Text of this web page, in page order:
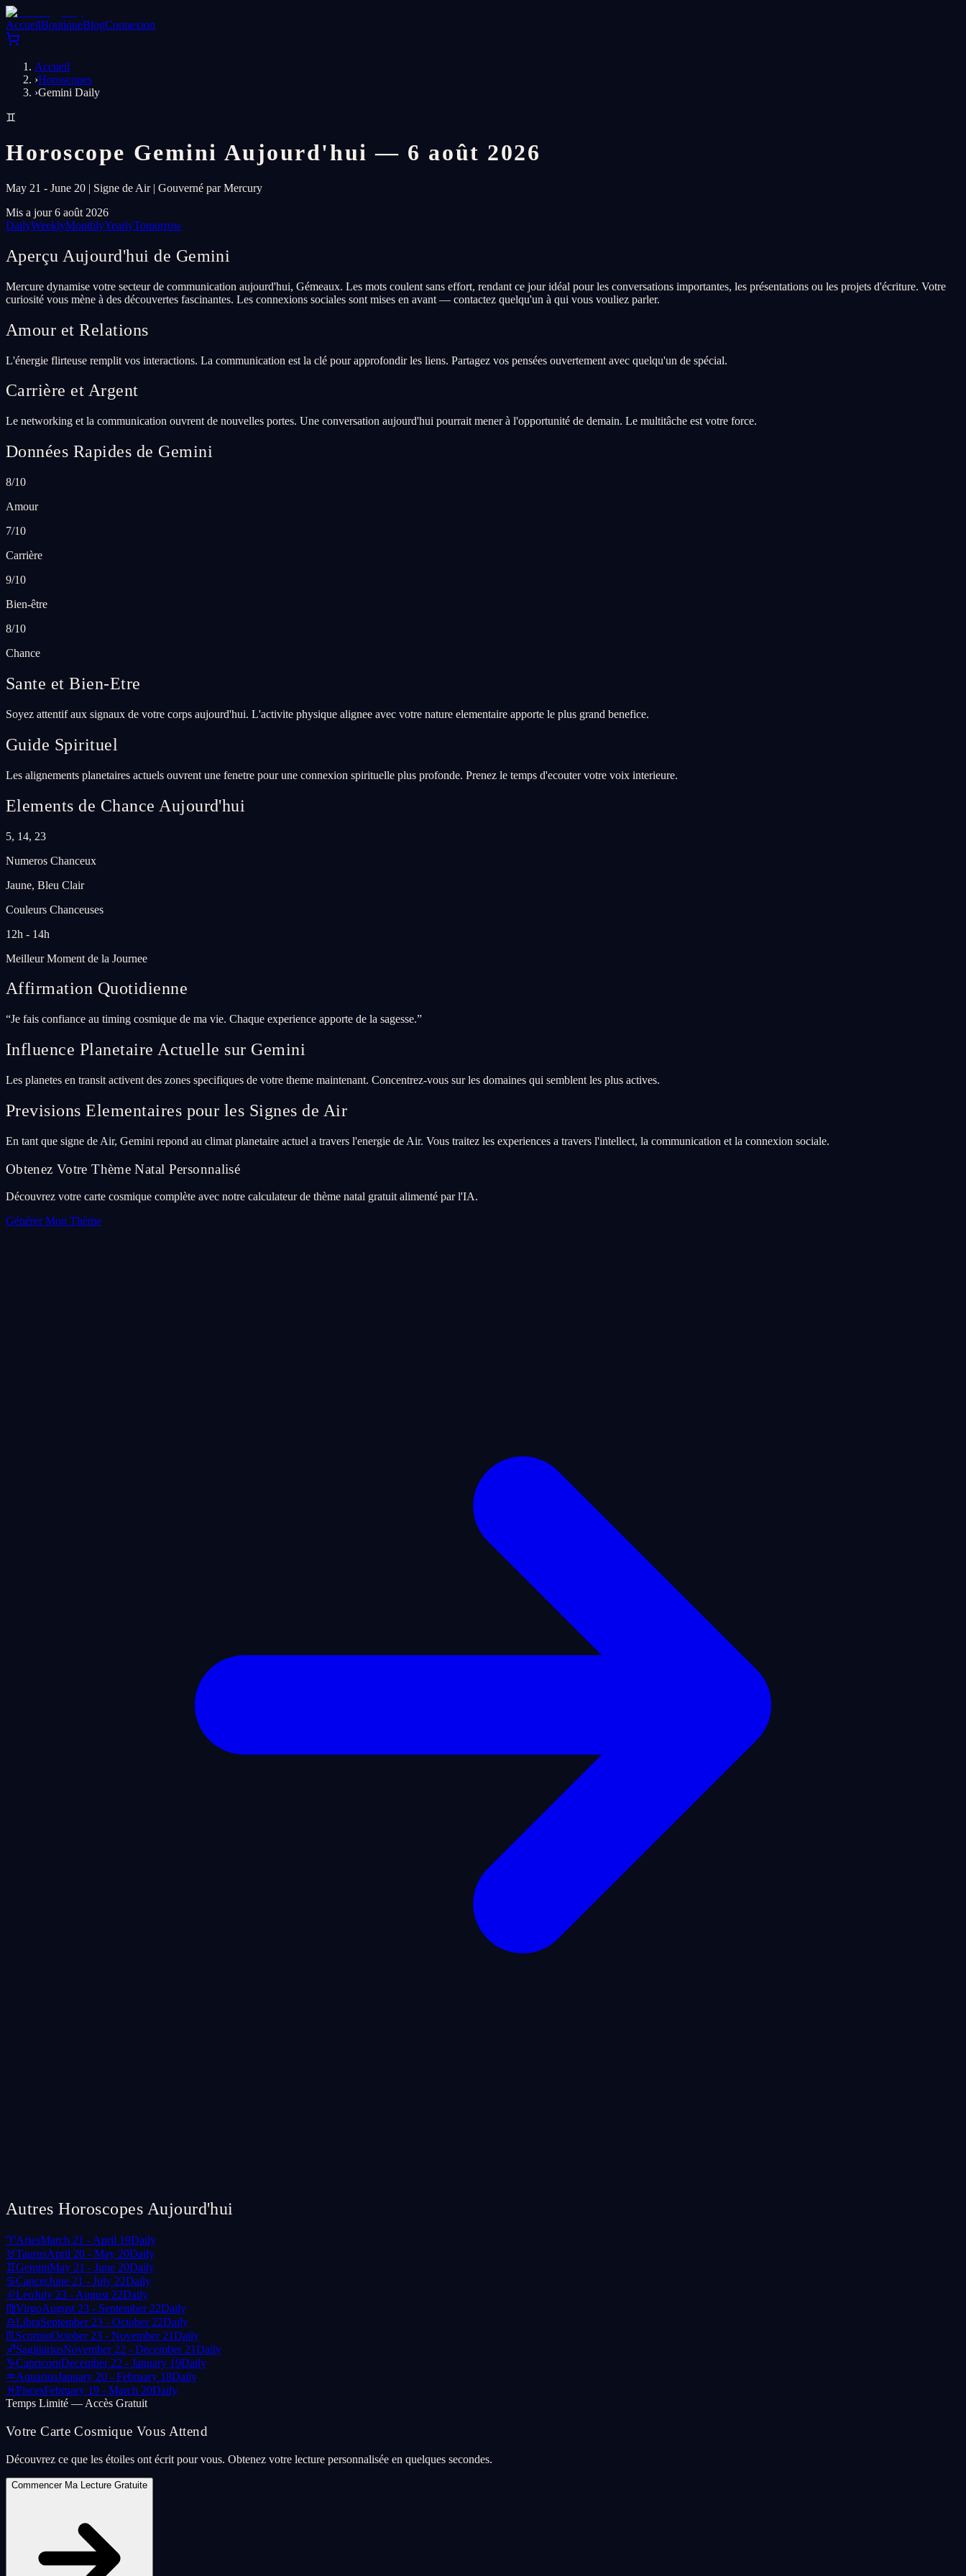
AccueilBoutiqueBlogConnexion
Accueil
›Horoscopes
›Gemini Daily
♊
Horoscope Gemini Aujourd'hui — 6 août 2026
May 21 - June 20 | Signe de Air | Gouverné par Mercury
Mis a jour 6 août 2026
DailyWeeklyMonthlyYearlyTomorrow
Aperçu Aujourd'hui de Gemini
Mercure dynamise votre secteur de communication aujourd'hui, Gémeaux. Les mots coulent sans effort, rendant ce jour idéal pour les conversations importantes, les présentations ou les projets d'écriture. Votre
curiosité vous mène à des découvertes fascinantes. Les connexions sociales sont mises en avant — contactez quelqu'un à qui vous vouliez parler.
Amour et Relations
L'énergie flirteuse remplit vos interactions. La communication est la clé pour approfondir les liens. Partagez vos pensées ouvertement avec quelqu'un de spécial.
Carrière et Argent
Le networking et la communication ouvrent de nouvelles portes. Une conversation aujourd'hui pourrait mener à l'opportunité de demain. Le multitâche est votre force.
Données Rapides de Gemini
8/10
Amour
7/10
Carrière
9/10
Bien-être
8/10
Chance
Sante et Bien-Etre
Soyez attentif aux signaux de votre corps aujourd'hui. L'activite physique alignee avec votre nature elementaire apporte le plus grand benefice.
Guide Spirituel
Les alignements planetaires actuels ouvrent une fenetre pour une connexion spirituelle plus profonde. Prenez le temps d'ecouter votre voix interieure.
Elements de Chance Aujourd'hui
5, 14, 23
Numeros Chanceux
Jaune, Bleu Clair
Couleurs Chanceuses
12h - 14h
Meilleur Moment de la Journee
Affirmation Quotidienne
“Je fais confiance au timing cosmique de ma vie. Chaque experience apporte de la sagesse.”
Influence Planetaire Actuelle sur Gemini
Les planetes en transit activent des zones specifiques de votre theme maintenant. Concentrez-vous sur les domaines qui semblent les plus actives.
Previsions Elementaires pour les Signes de Air
En tant que signe de Air, Gemini repond au climat planetaire actuel a travers l'energie de Air. Vous traitez les experiences a travers l'intellect, la communication et la connexion sociale.
Obtenez Votre Thème Natal Personnalisé
Découvrez votre carte cosmique complète avec notre calculateur de thème natal gratuit alimenté par l'IA.
Générer Mon Thème
Autres Horoscopes Aujourd'hui
♈AriesMarch 21 - April 19Daily
♉TaurusApril 20 - May 20Daily
♊GeminiMay 21 - June 20Daily
♋CancerJune 21 - July 22Daily
♌LeoJuly 23 - August 22Daily
♍VirgoAugust 23 - September 22Daily
♎LibraSeptember 23 - October 22Daily
♏ ScorpioOctober 23 - November 21Daily
♐SagittariusNovember 22 - December 21Daily
♑CapricornDecember 22 - January 19Daily
♒AquariusJanuary 20 - February 18Daily
♓PiscesFebruary 19 - March 20Daily
Temps Limité — Accès Gratuit
Votre Carte Cosmique Vous Attend
Découvrez ce que les étoiles ont écrit pour vous. Obtenez votre lecture personnalisée en quelques secondes.
Commencer Ma Lecture Gratuite